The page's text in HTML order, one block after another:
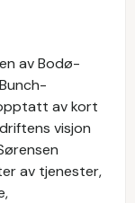
av Bodø-
av kort
visjon
av tjenester,